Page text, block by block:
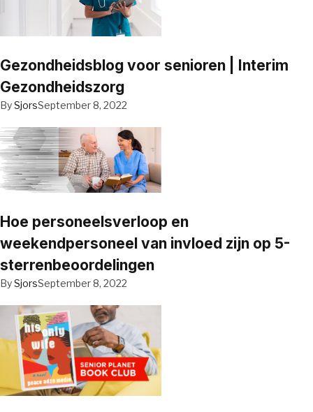
Gezondheidsblog voor senioren | Interim
Gezondheidszorg
BySjorsSeptember 8, 2022
Hoe personeelsverloop en
weekendpersoneel van invloed zijn op 5-
sterrenbeoordelingen
BySjorsSeptember 8, 2022